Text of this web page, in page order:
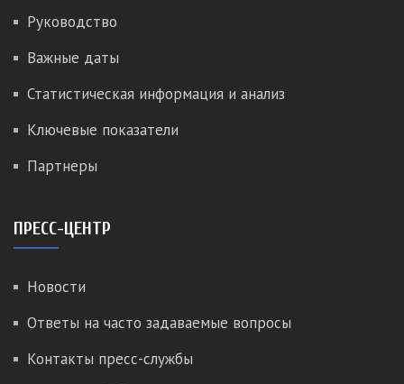
Руководство
Важные даты
Статистическая информация и анализ
Ключевые показатели
Партнеры
ПРЕСС-ЦЕНТР
Новости
Ответы на часто задаваемые вопросы
Контакты пресс-службы